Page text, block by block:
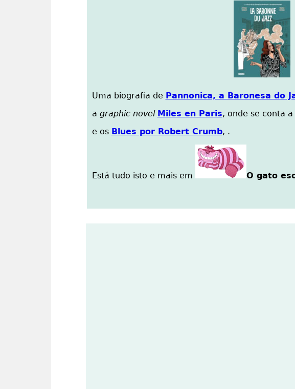
Uma biografia de Pannonica, a Baronesa do
a graphic novel Miles en Paris, onde se conta
e os Blues por Robert Crumb, .
Está tudo isto e mais em O gato